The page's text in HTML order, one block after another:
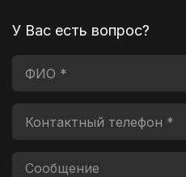
У Вас есть вопрос?